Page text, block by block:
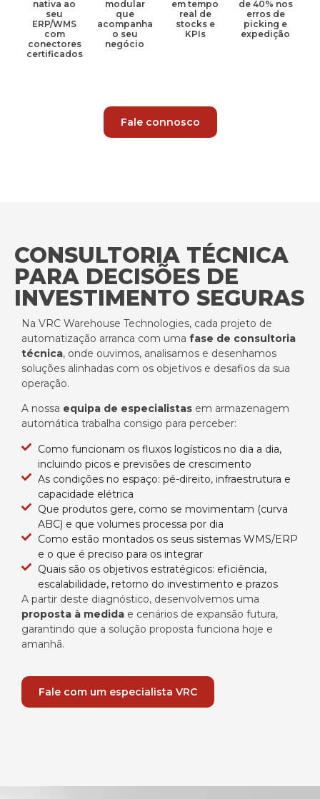
nativa ao
seu
ERP/WMS
com
conectores
certificados
modular
que
acompanha
o seu
negócio
em tempo
real de
stocks e
KPIs
de 40% nos
erros de
picking e
expedição
Fale connosco
CONSULTORIA TÉCNICA
PARA DECISÕES DE
INVESTIMENTO SEGURAS
Na VRC Warehouse Technologies, cada projeto de
automatização arranca com uma fase de consultoria
técnica, onde ouvimos, analisamos e desenhamos
soluções alinhadas com os objetivos e desafios da sua
operação.
A nossa equipa de especialistas em armazenagem
automática trabalha consigo para perceber:
Como funcionam os fluxos logísticos no dia a dia,
incluindo picos e previsões de crescimento
As condições no espaço: pé-direito, infraestrutura e
capacidade elétrica
Que produtos gere, como se movimentam (curva
ABC) e que volumes processa por dia
Como estão montados os seus sistemas WMS/ERP
e o que é preciso para os integrar
Quais são os objetivos estratégicos: eficiência,
escalabilidade, retorno do investimento e prazos
A partir deste diagnóstico, desenvolvemos uma
proposta à medida e cenários de expansão futura,
garantindo que a solução proposta funciona hoje e
amanhã.
Fale com um especialista VRC